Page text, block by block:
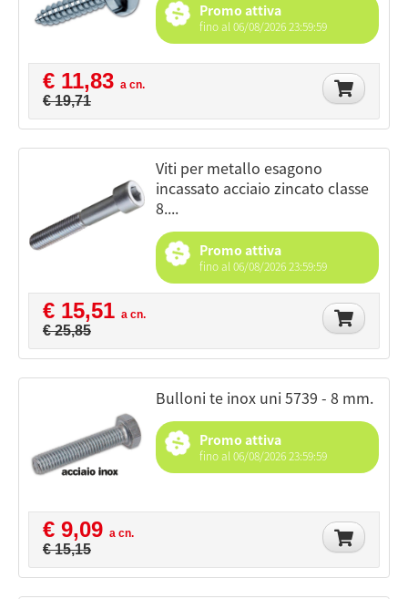
Promo attiva
fino al 06/08/2026 23:59:59
€ 11,83 a cn.
€ 19,71
viti per metallo esagono
incassato acciaio zincato classe
8....
Promo attiva
fino al 06/08/2026 23:59:59
€ 15,51 a cn.
€ 25,85
bulloni te inox uni 5739 - 8 mm.
Promo attiva
fino al 06/08/2026 23:59:59
€ 9,09 a cn.
€ 15,15